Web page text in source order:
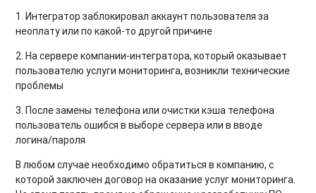
1. Интегратор заблокировал аккаунт пользователя за
неоплату или по какой-то другой причине
2. На сервере компании-интегратора, который оказывает
пользователю услуги мониторинга, возникли технические
проблемы
3. После замены телефона или очистки кэша телефона
пользователь ошибся в выборе сервера или в вводе
логина/пароля
В любом случае необходимо обратиться в компанию, с
которой заключен договор на оказание услуг мониторинга.